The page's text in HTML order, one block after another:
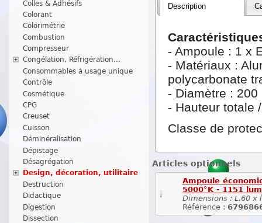
Colles & Adhésifs
Colorant
Colorimétrie
Combustion
Compresseur
Congélation, Réfrigération...
Consommables à usage unique
Contrôle
Cosmétique
CPG
Creuset
Cuisson
Déminéralisation
Dépistage
Désagrégation
Design, décoration, utilitaire
Destruction
Didactique
Digestion
Dissection
Description
- Ampoule : 1 x
- Matériaux :
polycarbonate
- Diamètre : 200
- Hauteur totale
Classe de
Articles optionnels
Ampoule
5000°K - 1151
Dimensions : L.60 x
Référence :